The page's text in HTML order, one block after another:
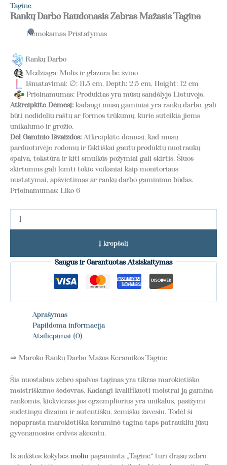
Tagine
Rankų Darbo Raudonasis Zebras Mažasis Tagine
Nemokamas Pristatymas
Rankų Darbo
Medžiaga: Molis ir glazūra be švino
Išmatavimai: ∅: 11.5 cm, Depth: 2.5 cm, Height: 12 cm
Prieinamumas: Produktas yra mūsų sandėlyje Lietuvoje.
Atkreipkite Dėmesį: kadangi mūsų gaminiai yra rankų darbo, gali
būti nedidelių raštų ar formos trūkumų, kurie suteikia jiems
unikalumo ir grožio.
Dėl Gaminio Išvaizdos: Atkreipkite dėmesį, kad mūsų
parduotuvėje rodomų ir faktiškai gautų produktų nuotraukų
spalva, tekstūra ir kiti smulkūs požymiai gali skirtis. Šiuos
skirtumus gali lemti tokie veiksniai kaip monitoriaus
nustatymai, apšvietimas ar rankų darbo gaminimo būdas.
Prieinamumas: Liko 6
Į krepšelį
Saugus ir Garantuotas Atsiskaitymas
Aprašymas
Papildoma informacija
Atsiliepimai (0)
⇒ Maroko Rankų Darbo Mažos Keramikos Tagine
Šis nuostabus zebro spalvos taginas yra tikras marokietiško
meistriškumo šedevras. Kadangi kvalifikuoti meistrai ją gamina
rankomis, kiekvienas jos egzempliorius yra unikalus, pasižymi
sudėtingu dizainu ir autentišku, žemišku žavesiu. Todėl ši
nepaprasta marokietiška keraminė tagina taps patraukliu jūsų
gyvenamosios erdvės akcentu.
Iš aukštos kokybės molio pagaminta „Tagine“ turi drąsų zebro